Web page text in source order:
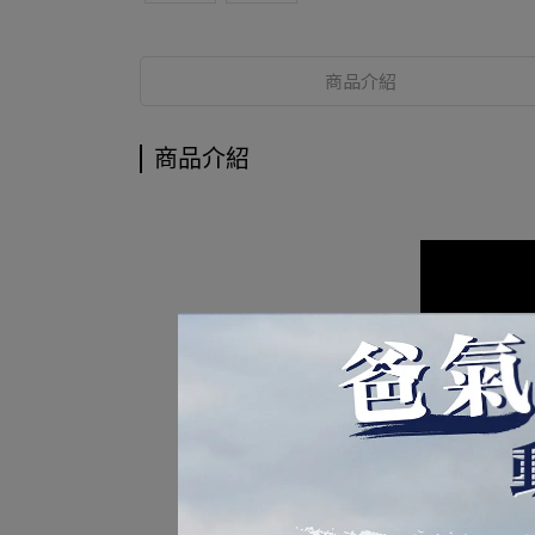
商品介紹
商品介紹